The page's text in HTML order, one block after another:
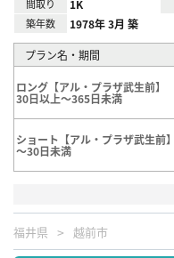
間取り 1K
築年数 1978年 3月 築
プラン名・期間
ロング【アル・プラザ武生前】
30日以上～365日未満
ショート【アル・プラザ武生前】
～30日未満
福井県 越前市